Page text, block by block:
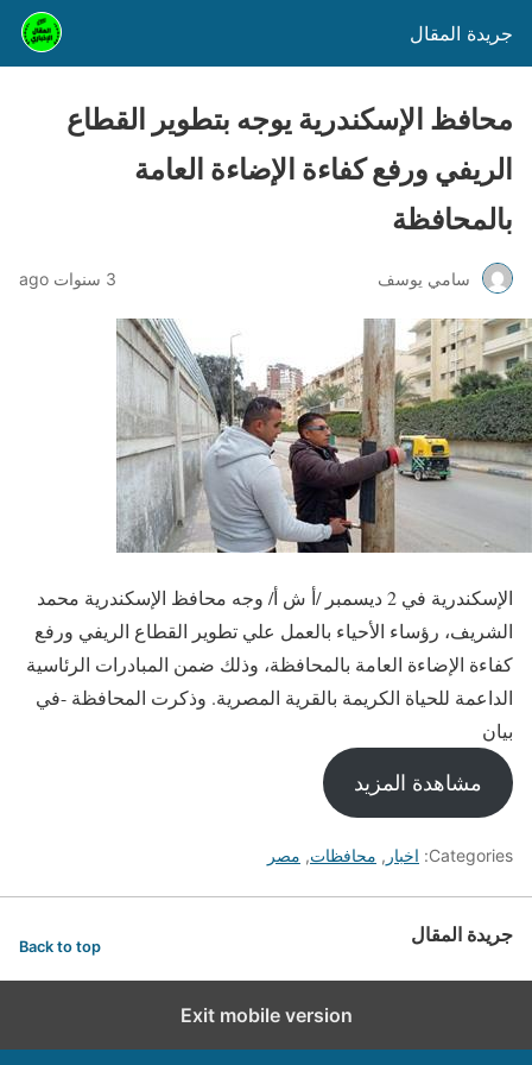
جريدة المقال
محافظ الإسكندرية يوجه بتطوير القطاع
الريفي ورفع كفاءة الإضاءة العامة
بالمحافظة
سامي يوسف 3 سنوات ago
الإسكندرية في 2 ديسمبر /أ ش أ/ وجه محافظ الإسكندرية محمد
الشريف، رؤساء الأحياء بالعمل علي تطوير القطاع الريفي ورفع
كفاءة الإضاءة العامة بالمحافظة، وذلك ضمن المبادرات الرئاسية
الداعمة للحياة الكريمة بالقرية المصرية. وذكرت المحافظة -في
بيان
مشاهدة المزيد
Categories: اخبار , محافظات, مصر
جريدة المقال Back to top
Exit mobile version